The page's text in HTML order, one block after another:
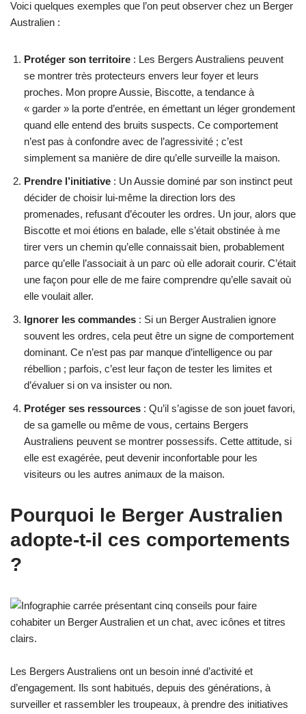
Voici quelques exemples que l’on peut observer chez un Berger
Australien :
Protéger son territoire : Les Bergers Australiens peuvent
se montrer très protecteurs envers leur foyer et leurs
proches. Mon propre Aussie, Biscotte, a tendance à
« garder » la porte d’entrée, en émettant un léger grondement
quand elle entend des bruits suspects. Ce comportement
n’est pas à confondre avec de l’agressivité ; c’est
simplement sa manière de dire qu’elle surveille la maison.
Prendre l’initiative : Un Aussie dominé par son instinct peut
décider de choisir lui-même la direction lors des
promenades, refusant d’écouter les ordres. Un jour, alors que
Biscotte et moi étions en balade, elle s’était obstinée à me
tirer vers un chemin qu’elle connaissait bien, probablement
parce qu’elle l’associait à un parc où elle adorait courir. C’était
une façon pour elle de me faire comprendre qu’elle savait où
elle voulait aller.
Ignorer les commandes : Si un Berger Australien ignore
souvent les ordres, cela peut être un signe de comportement
dominant. Ce n’est pas par manque d’intelligence ou par
rébellion ; parfois, c’est leur façon de tester les limites et
d’évaluer si on va insister ou non.
Protéger ses ressources : Qu’il s’agisse de son jouet favori,
de sa gamelle ou même de vous, certains Bergers
Australiens peuvent se montrer possessifs. Cette attitude, si
elle est exagérée, peut devenir inconfortable pour les
visiteurs ou les autres animaux de la maison.
Pourquoi le Berger Australien
adopte-t-il ces comportements
?
Les Bergers Australiens ont un besoin inné d’activité et
d’engagement. Ils sont habitués, depuis des générations, à
surveiller et rassembler les troupeaux, à prendre des initiatives